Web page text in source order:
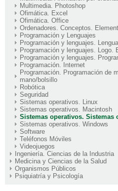
Multimedia. Photoshop
Ofimática. Excel
Ofimática. Office
Ordenadores. Conceptos.
Programación y Lenguajes
Programación y lenguajes.
Programación y lenguajes. Logo.
Programación y lenguajes.
Programación. Internet
Programación. Programación de
mano/bolsillo
Robótica
Seguridad
Sistemas operativos. Linux
Sistemas operativos. Macintosh
Sistemas operativos. Sistemas
Sistemas operativos. Windows
Software
Teléfonos Móviles
Videojuegos
Ingeniería. Ciencias de la Industria
Medicina y Ciencias de la Salud
Organismos Públicos
Psiquiatría y Psicología